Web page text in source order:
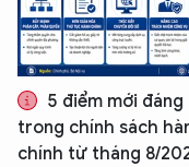
5 điểm mới đáng
trong chính sách
chính từ tháng 8/